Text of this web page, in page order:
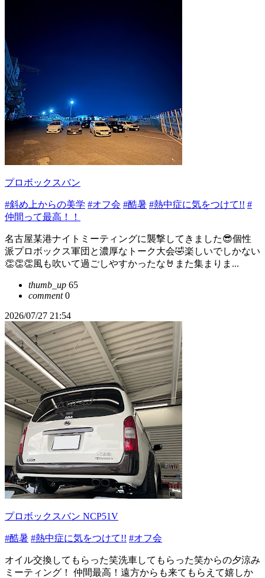
プロボックスバン
#斜め上からの美学 #オフ会 #酷暑 #熱中症に気をつけて!! #
仲間って最高！！
名古屋某港ナイトミーティングに襲撃してきました😎個性
派プロボックス軍団と濃厚なトーク大会🤣楽しいでしかない
👏👏👏風も吹いて過ごしやすかったな🤘また集まりま...
thumb_up 65
comment0
2026/07/27 21:54
プロボックスバン NCP51V
#酷暑 #熱中症に気をつけて!! #オフ会
オイル交換してもらった笑洗車してもらった笑からの夕涼み
ミーティング！ 仲間最高！遠方からも来てもらえて嬉しか